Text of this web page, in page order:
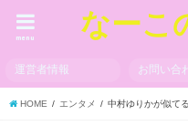
なーこ
menu
運営者情報 お問い合
HOME エンタメ 中村ゆりかが似て